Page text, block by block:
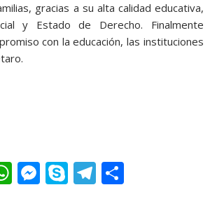
gracias a su alta calidad educativa,
y Estado de Derecho. Finalmente
con la educación, las instituciones
W M S T